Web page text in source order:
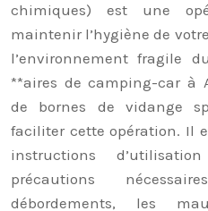
chimiques) est une
maintenir l’hygiène de
l’environnement fragile
**aires de camping-car à
de bornes de vidange
faciliter cette opération. Il
instructions
précautions
débordements, les